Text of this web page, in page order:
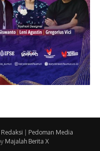
Redaksi | Pedoman Media
Majalah Berita X